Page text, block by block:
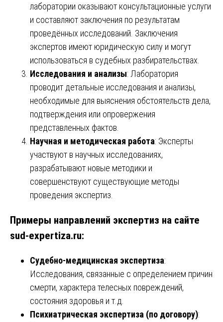
лаборатории оказывают консультационные услуги
и составляют заключения по результатам
проведённых исследований. Заключения
экспертов имеют юридическую силу и могут
использоваться в судебных разбирательствах.
Исследования и анализы: Лаборатория
проводит детальные исследования и анализы,
необходимые для выяснения обстоятельств дела,
подтверждения или опровержения
представленных фактов.
Научная и методическая работа: Эксперты
участвуют в научных исследованиях,
разрабатывают новые методики и
совершенствуют существующие методы
проведения экспертиз.
Примеры направлений экспертиз на сайте
sud-expertiza.ru:
Судебно-медицинская экспертиза:
Исследования, связанные с определением причин
смерти, характера телесных повреждений,
состояния здоровья и т.д.
Психиатрическая экспертиза (по договору):